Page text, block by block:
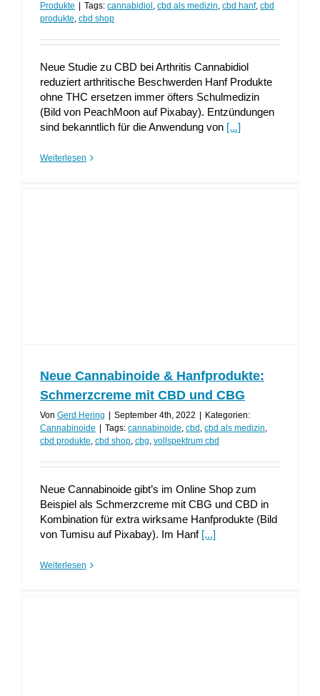
Produkte
Tags: cannabidiol , cbd als medizin, cbd hanf, cbd
produkte, cbd shop
Neue Studie zu CBD bei Arthritis Cannabidiol
reduziert arthritische Beschwerden Hanf Produkte
ohne THC ersetzen immer öfters Schulmedizin
(Bild von PeachMoon auf Pixabay). Entzündungen
sind bekanntlich für die Anwendung von [...]
Weiterlesen
Neue Cannabinoide & Hanfprodukte:
Schmerzcreme mit CBD und CBG
Von Gerd Hering | September 4th, 2022 | Kategorien:
Cannabinoide | Tags: cannabinoide cbd cbd als medizin
cbd produkte cbd shop cbg vollspektrum cbd
Neue Cannabinoide gibt’s im Online Shop zum
Beispiel als Schmerzcreme mit CBG und CBD in
Kombination für extra wirksame Hanfprodukte (Bild
von Tumisu auf Pixabay). Im Hanf [...]
Weiterlesen